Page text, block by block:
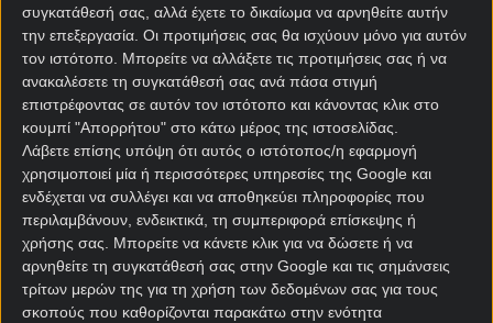
συγκατάθεσή σας, αλλά έχετε το δικαίωμα να αρνηθείτε αυτήν
την επεξεργασία. Οι προτιμήσεις σας θα ισχύουν μόνο για αυτόν
τον ιστότοπο. Μπορείτε να αλλάξετε τις προτιμήσεις σας ή να
ανακαλέσετε τη συγκατάθεσή σας ανά πάσα στιγμή
επιστρέφοντας σε αυτόν τον ιστότοπο και κάνοντας κλικ στο
κουμπί "Απορρήτου" στο κάτω μέρος της ιστοσελίδας.
Λάβετε επίσης υπόψη ότι αυτός ο ιστότοπος/η εφαρμογή
χρησιμοποιεί μία ή περισσότερες υπηρεσίες της Google και
ενδέχεται να συλλέγει και να αποθηκεύει πληροφορίες που
περιλαμβάνουν, ενδεικτικά, τη συμπεριφορά επίσκεψης ή
χρήσης σας. Μπορείτε να κάνετε κλικ για να δώσετε ή να
αρνηθείτε τη συγκατάθεσή σας στην Google και τις σημάνσεις
τρίτων μερών της για τη χρήση των δεδομένων σας για τους
σκοπούς που καθορίζονται παρακάτω στην ενότητα
Όπως και να ‘χει ταστατιστικά«λένε» πως το
Μεξικό έχει παραμείνει αήττητο στις τελευταίες
πέντε πρεμιέρες του στη διοργάνωση. Με λίγα
λόγια, ήττα έχει να δει από το 1994 και το 1-0 με τη
Νορβηγία.
Από την άλλη η Νότια Αφρική θα κάνει την τέταρτη
προσωπική της εμφάνιση στο Παγκόσμιο. Το
πρόγραμμα Μουντιάλ 2026δεν είναι «ευκολάκι»,
ωστόσο σίγουρα ελπίζουν αυτή τη φορά να
περάσουν στα νοκ άουτ – κάτι που δεν έχει γίνει
ποτέ!